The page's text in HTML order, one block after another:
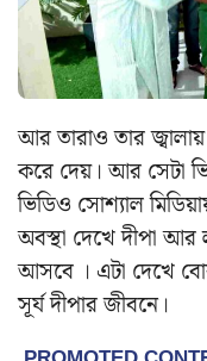
আর তারাও তার
করে দেয়। আর সেটা
ভিডিও সোশ্যাল
অবস্থা দেখে দীপা আর
আসবে । এটা দেখে
সূর্য দীপার জীবনে।